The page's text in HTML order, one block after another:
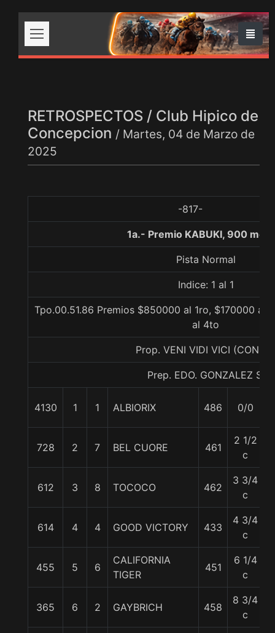
RETROSPECTOS / Club Hipico de
Concepcion / Martes, 04 de Marzo de
2025
-817-
1a.- Premio KABUKI, 900
Pista Normal
Indice: 1 al 1
Tpo.00.51.86 Premios $850000 al 1ro, $170000 al
al 4to
Prop. VENI VIDI VICI
Prep. EDO. GONZALEZ S.
4130 1 1 ALBIORIX 486 0/0
728 2 7 BEL CUORE 461
2 1/2
c
612 3 8 TOCOCO 462
3 3/4
c
614 4 4 GOOD VICTORY 433
4 3/4
c
455 5 6
CALIFORNIA
TIGER
451
6 1/4
c
365 6 2 GAYBRICH 458
8 3/4
c